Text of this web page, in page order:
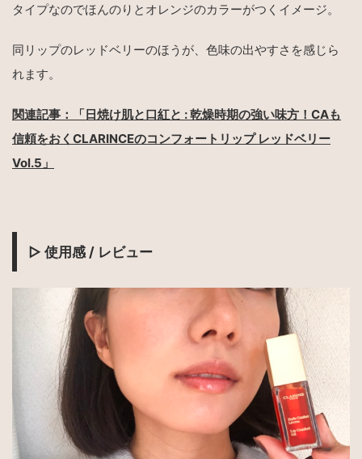
タイプなのでほんのりとオレンジのカラーがつくイメージ。
同リップのレッドベリーのほうが、色味の出やすさを感じら
れます。
関連記事：「日焼け肌と口紅と : 乾燥時期の強い味方！CAも
信頼をおくCLARINCEのコンフォートリップ レッドベリー
Vol.5」
▷ 使用感 / レビュー